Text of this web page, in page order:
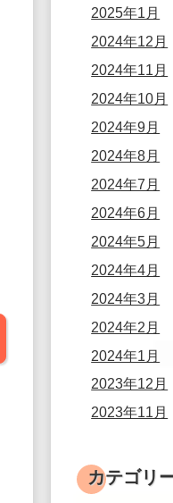
2025年1月
2024年12月
2024年11月
2024年10月
2024年9月
2024年8月
2024年7月
2024年6月
2024年5月
2024年4月
2024年3月
2024年2月
2024年1月
2023年12月
2023年11月
カテゴリ